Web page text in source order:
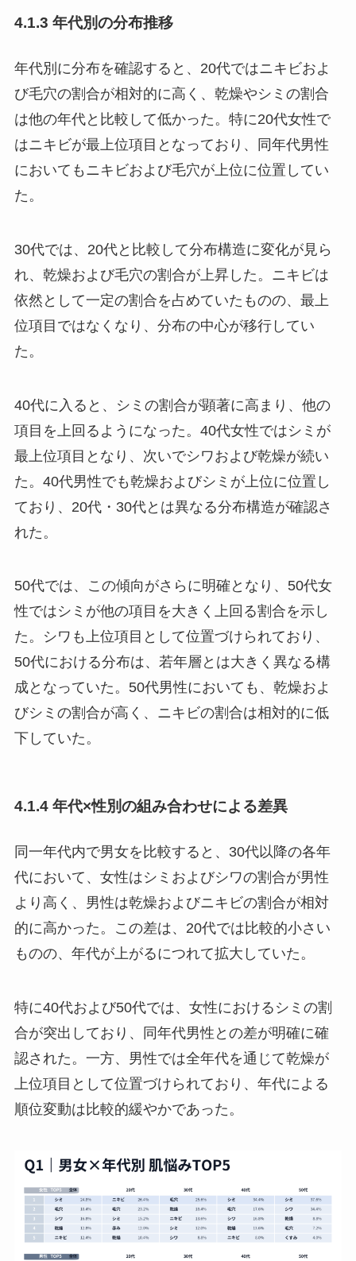
4.1.3 年代別の分布推移
年代別に分布を確認すると、20代ではニキビおよ
び毛穴の割合が相対的に高く、乾燥やシミの割合
は他の年代と比較して低かった。特に20代女性で
はニキビが最上位項目となっており、同年代男性
においてもニキビおよび毛穴が上位に位置してい
た。
30代では、20代と比較して分布構造に変化が見ら
れ、乾燥および毛穴の割合が上昇した。ニキビは
依然として一定の割合を占めていたものの、最上
位項目ではなくなり、分布の中心が移行してい
た。
40代に入ると、シミの割合が顕著に高まり、他の
項目を上回るようになった。40代女性ではシミが
最上位項目となり、次いでシワおよび乾燥が続い
た。40代男性でも乾燥およびシミが上位に位置し
ており、20代・30代とは異なる分布構造が確認さ
れた。
50代では、この傾向がさらに明確となり、50代女
性ではシミが他の項目を大きく上回る割合を示し
た。シワも上位項目として位置づけられており、
50代における分布は、若年層とは大きく異なる構
成となっていた。50代男性においても、乾燥およ
びシミの割合が高く、ニキビの割合は相対的に低
下していた。
4.1.4 年代×性別の組み合わせによる差異
同一年代内で男女を比較すると、30代以降の各年
代において、女性はシミおよびシワの割合が男性
より高く、男性は乾燥およびニキビの割合が相対
的に高かった。この差は、20代では比較的小さい
ものの、年代が上がるにつれて拡大していた。
特に40代および50代では、女性におけるシミの割
合が突出しており、同年代男性との差が明確に確
認された。一方、男性では全年代を通じて乾燥が
上位項目として位置づけられており、年代による
順位変動は比較的緩やかであった。